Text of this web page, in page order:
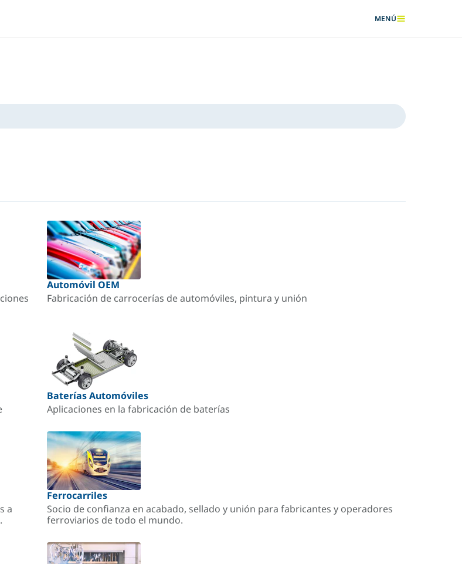
MOSTRAR
MENÚ
Automóvil OEM
Fabricación de carrocerías de automóviles, pintura y unión
Baterías Automóviles
Aplicaciones en la fabricación de baterías
a
Ferrocarriles
Socio de confianza en acabado, sellado y unión para fabricantes y operadores
ferroviarios de todo el mundo.